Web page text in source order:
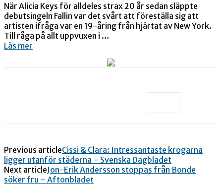
När Alicia Keys för alldeles strax 20 år sedan släppte
debutsingeln Fallin var det svårt att föreställa sig att
artisten ifråga var en 19-åring från hjärtat av New York.
Till råga på allt uppvuxen i …
Läs mer
Previous articleCissi & Clara: Intressantaste krogarna
ligger utanför städerna – Svenska Dagbladet
Next articleJon-Erik Andersson stoppas från Bonde
söker fru – Aftonbladet